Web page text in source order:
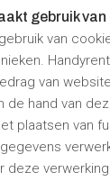
21% BTW
Hoogeveen
1/ 2
gebruik
van
van
de hand van
plaatsen van
deze